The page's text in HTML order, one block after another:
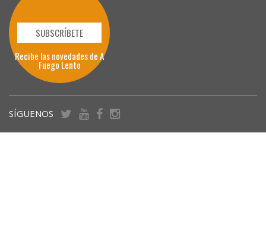
SUBSCRÍBETE
Recibe las novedades de A
Fuego Lento
SÍGUENOS